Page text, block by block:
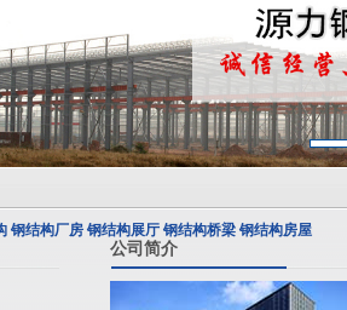
钢结构厂房 钢结构展厅 钢结构桥梁 钢结构房屋
公司简介